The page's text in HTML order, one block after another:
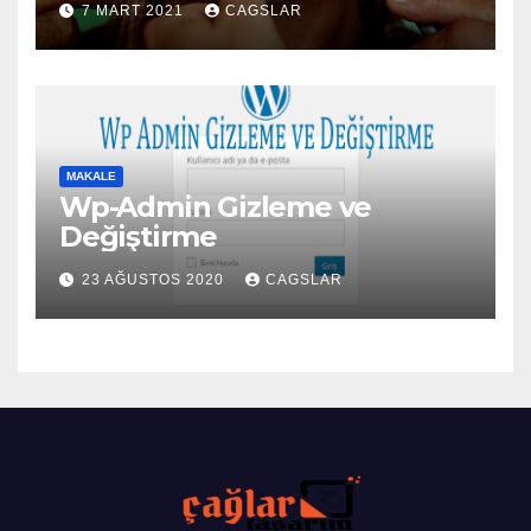
7 MART 2021 CAGSLAR
MAKALE
Wp-Admin Gizleme ve
Değiştirme
23 AĞUSTOS 2020 CAGSLAR